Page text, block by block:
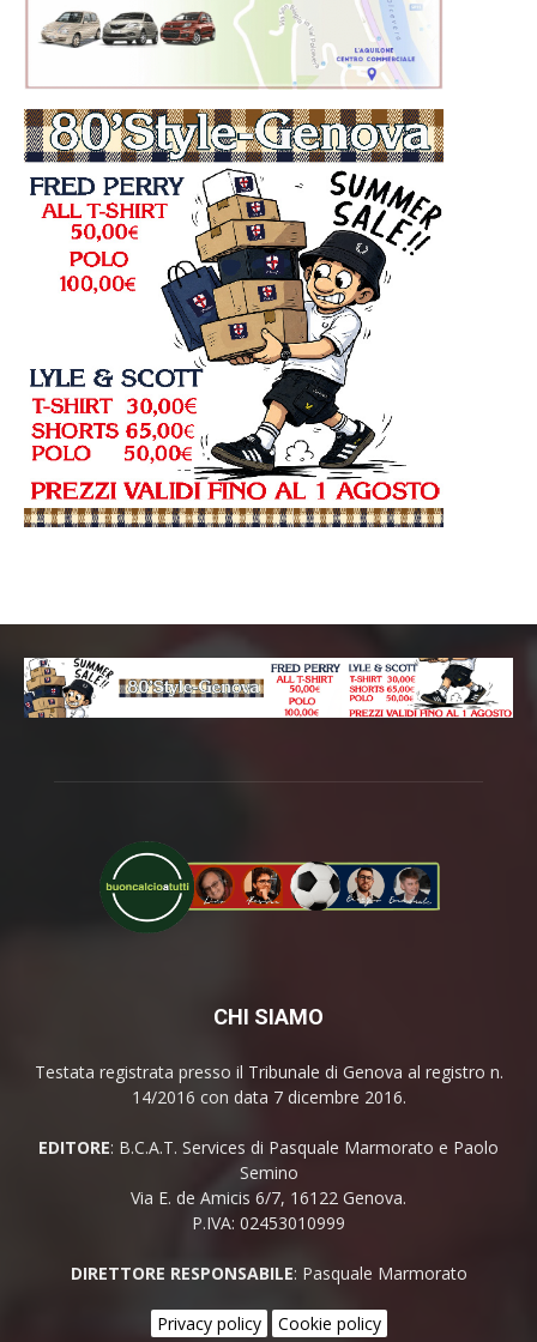
CHI SIAMO
Testata registrata presso il Tribunale di Genova al registro n.
14/2016 con data 7 dicembre 2016.
EDITORE: B.C.A.T. Services di Pasquale Marmorato e Paolo
Semino
Via E. de Amicis 6/7, 16122 Genova.
P.IVA: 02453010999
DIRETTORE RESPONSABILE: Pasquale Marmorato
Privacy policy Cookie policy